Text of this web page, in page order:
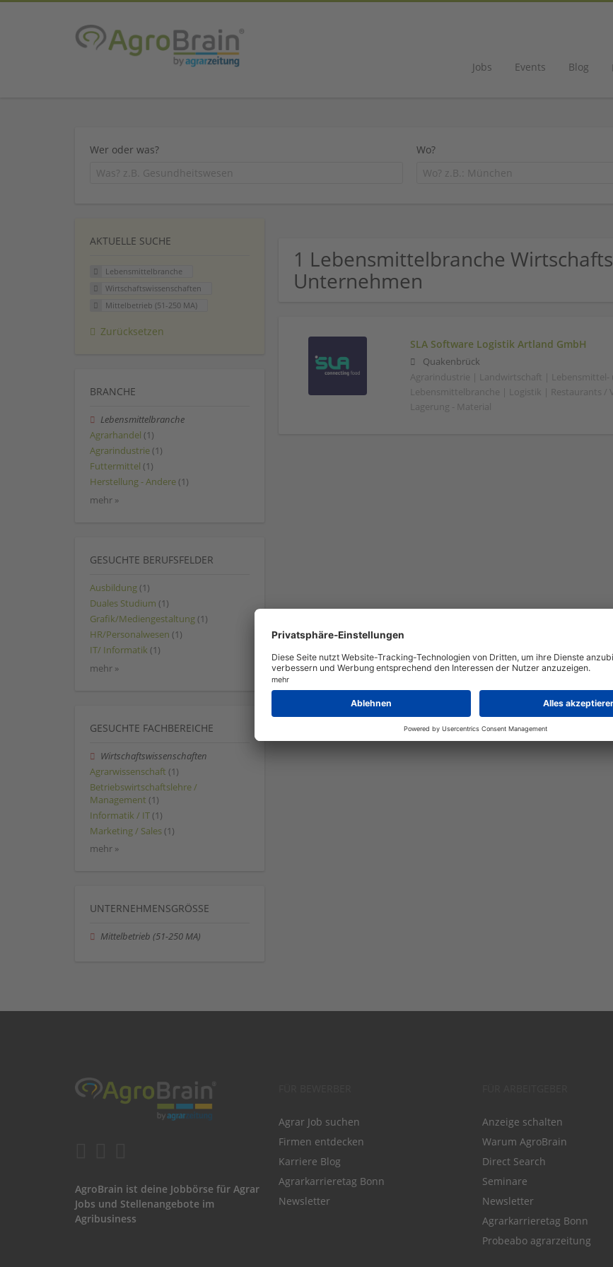
Jobs Events Blog
Wer oder was? Wo?
1 Lebensmittelbranche
Unternehmen
SLA Software Logistik Artland GmbH
Quakenbrück
Agrarindustrie | Landwirtschaft | Lebensmittel-
Lebensmittelbranche | Logistik | Restaurants /
Lagerung - Material
AKTUELLE SUCHE
Lebensmittelbranche
Wirtschaftswissenschaften
Mittelbetrieb (51-250 MA)
Zurücksetzen
BRANCHE
Lebensmittelbranche
Agrarhandel (1)
Agrarindustrie (1)
Futtermittel (1)
Herstellung - Andere (1)
mehr »
GESUCHTE BERUFSFELDER
Ausbildung (1)
Duales Studium (1)
Grafik/Mediengestaltung (1)
HR/Personalwesen (1)
IT/ Informatik (1)
mehr »
GESUCHTE FACHBEREICHE
Wirtschaftswissenschaften
Agrarwissenschaft (1)
Betriebswirtschaftslehre /
Management (1)
Informatik / IT (1)
Marketing / Sales (1)
mehr »
UNTERNEHMENSGRÖSSE
Mittelbetrieb (51-250 MA)
AgroBrain ist deine Jobbörse für Agrar
Jobs und Stellenangebote im
Agribusiness
Agrar Job suchen
Firmen entdecken
Karriere Blog
Agrarkarrieretag Bonn
Newsletter
Anzeige schalten
Warum AgroBrain
Direct Search
Seminare
Newsletter
Agrarkarrieretag Bonn
Probeabo agrarzeitung